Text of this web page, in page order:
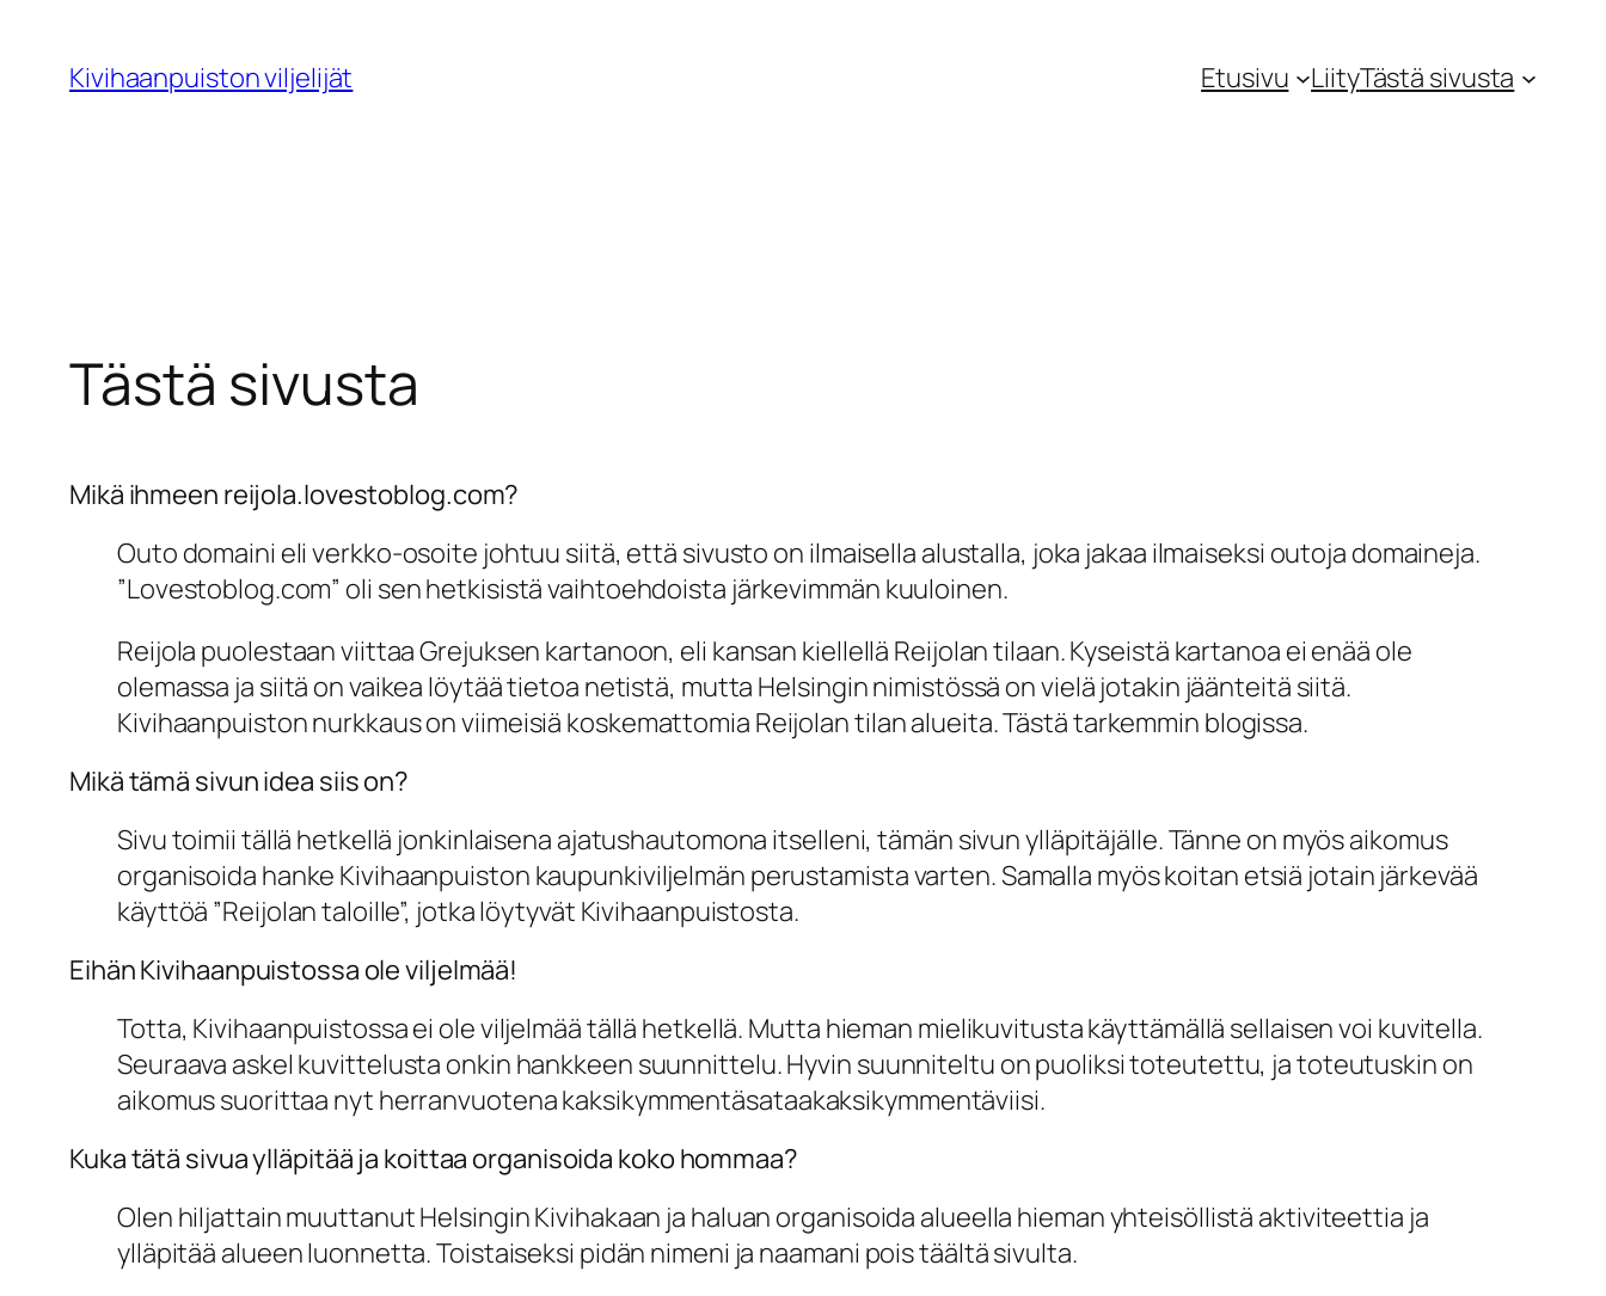
sisältöönKivihaanpuiston viljelijät Etusivu LiityTästä sivusta
Tästä sivusta
Mikä ihmeen reijola.lovestoblog.com?
Outo domaini eli verkko-osoite johtuu siitä, että sivusto on ilmaisella alustalla, joka jakaa ilmaiseksi outoja domaineja.
”Lovestoblog.com” oli sen hetkisistä vaihtoehdoista järkevimmän kuuloinen.
Reijola puolestaan viittaa Grejuksen kartanoon, eli kansan kiellellä Reijolan tilaan. Kyseistä kartanoa ei enää ole
olemassa ja siitä on vaikea löytää tietoa netistä, mutta Helsingin nimistössä on vielä jotakin jäänteitä siitä.
Kivihaanpuiston nurkkaus on viimeisiä koskemattomia Reijolan tilan alueita. Tästä tarkemmin blogissa.
Mikä tämä sivun idea siis on?
Sivu toimii tällä hetkellä jonkinlaisena ajatushautomona itselleni, tämän sivun ylläpitäjälle. Tänne on myös aikomus
organisoida hanke Kivihaanpuiston kaupunkiviljelmän perustamista varten. Samalla myös koitan etsiä jotain järkevää
käyttöä ”Reijolan taloille”, jotka löytyvät Kivihaanpuistosta.
Eihän Kivihaanpuistossa ole viljelmää!
Totta, Kivihaanpuistossa ei ole viljelmää tällä hetkellä. Mutta hieman mielikuvitusta käyttämällä sellaisen voi kuvitella.
Seuraava askel kuvittelusta onkin hankkeen suunnittelu. Hyvin suunniteltu on puoliksi toteutettu, ja toteutuskin on
aikomus suorittaa nyt herranvuotena kaksikymmentäsataakaksikymmentäviisi.
Kuka tätä sivua ylläpitää ja koittaa organisoida koko hommaa?
Olen hiljattain muuttanut Helsingin Kivihakaan ja haluan organisoida alueella hieman yhteisöllistä aktiviteettia ja
ylläpitää alueen luonnetta. Toistaiseksi pidän nimeni ja naamani pois täältä sivulta.